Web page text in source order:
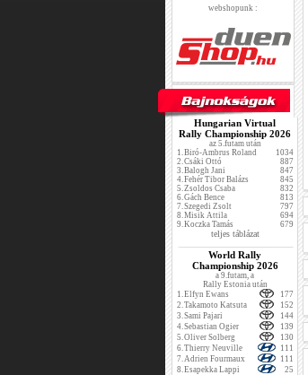
webshopunk :
Hungarian Virtual
Rally Championship 2026
az 5.futam után
1.Biró-Ambrus Roland
1034
2.Csáki Ottó
887
3.Balogh Jani
847
4.Fehér Tibor Balázs
845
5.Zsoldos Csaba
832
6.Gách Bence
813
7.Szegedi Zsolt
797
8.Misik Attila
694
9.Koczka Tamás 679
teljes táblázat
World Rally
Championship 2026
a 9.futam, a
Rally Estonia után
1.Elfyn Ewans
177
2.Takamoto Katsuta
152
3.Sami Pajari
144
4.Sebastian Ogier
139
5.Oliver Solberg
130
6.Thierry Neuville
111
7.Adrien Fourmaux
111
8.Esapekka Lappi
25